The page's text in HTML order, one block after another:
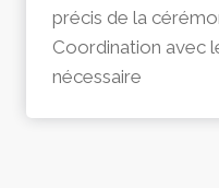
précis de la
Coordination avec
nécessaire